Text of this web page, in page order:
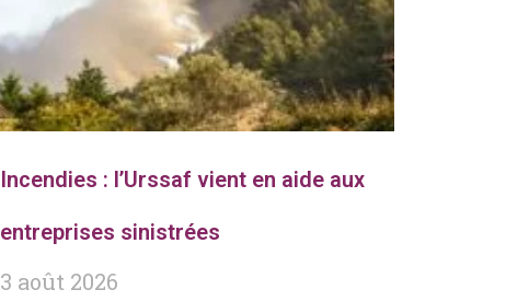
Incendies : l’Urssaf vient en aide aux
entreprises sinistrées
3 août 2026